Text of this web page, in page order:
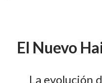
El Nuevo
La evolución